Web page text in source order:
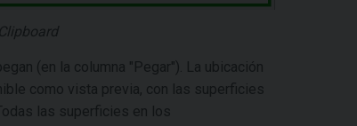
(en la columna "Pegar"). La ubicación
como vista previa, con las superficies
las superficies en los